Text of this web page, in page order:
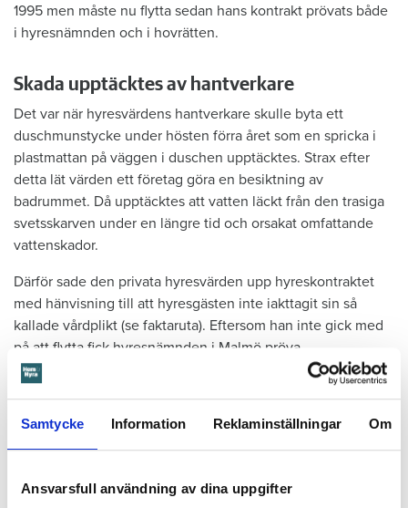
Samtycke Information Reklaminställningar Om
Ansvarsfull användning av dina uppgifter
1995 men måste nu flytta sedan hans kontrakt prövats både
i hyresnämnden och i hovrätten.
Skada upptäcktes av hantverkare
Det var när hyresvärdens hantverkare skulle byta ett
duschmunstycke under hösten förra året som en spricka i
plastmattan på väggen i duschen upptäcktes. Strax efter
detta lät värden ett företag göra en besiktning av
badrummet. Då upptäcktes att vatten läckt från den trasiga
svetsskarven under en längre tid och orsakat omfattande
vattenskador.
Därför sade den privata hyresvärden upp hyreskontraktet
med hänvisning till att hyresgästen inte iakttagit sin så
kallade vårdplikt (se faktaruta). Eftersom han inte gick med
på att flytta fick hyresnämnden i Malmö pröva
uppsägningen.